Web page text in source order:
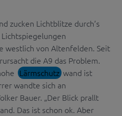
zucken Lichtblitze durch’s
westlich von Altenfelden. Seit
die A9 das Problem.
Lärmschutz wand ist
wandte sich an
Bauer. „Der Blick prallt
Das ist schon ok. Aber